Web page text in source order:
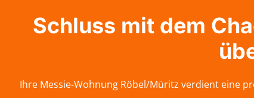
Schluss mit dem
Ihre Messie-Wohnung Röbel/Müritz verdient eine